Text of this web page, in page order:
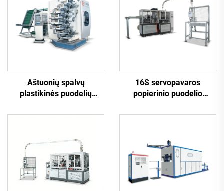
Aštuonių spalvų
plastikinės puodelių
16S servopavaros
popierinio puodelio